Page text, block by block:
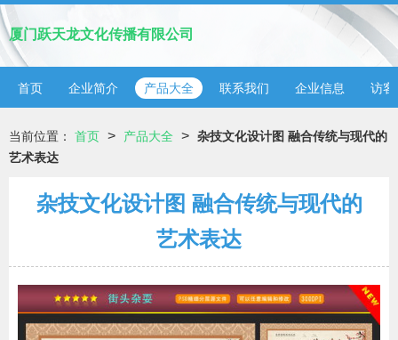
厦门跃天龙文化传播有限公司
首页 企业简介 产品大全 联系我们 企业信息 访客
当前位置： 首页 > 产品大全 > 杂技文化设计图 融合传统与现代的
艺术表达
杂技文化设计图 融合传统与现代的
艺术表达